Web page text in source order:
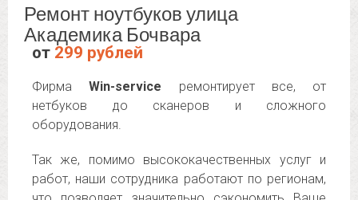
Ремонт ноутбуков улица
Академика Бочвара
от 299 рублей
ФирмаWin-service ремонтирует все, от
нетбуков до сканеров и сложного
оборудования.
Так же, помимо высококачественных услуг и
работ, наши сотрудника работают по регионам,